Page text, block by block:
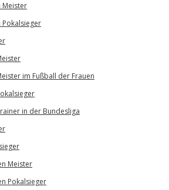
Meister
im Fußball der Frauen
in der Bundesliga
Meister
Pokalsieger